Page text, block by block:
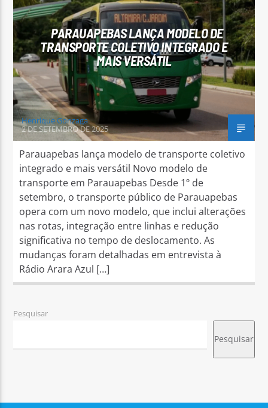
Arara Azul FM
PARAUAPEBAS LANÇA MODELO DE
TRANSPORTE COLETIVO INTEGRADO E
MAIS VERSÁTIL
Henrique Gonzaga
2 DE SETEMBRO DE 2025
Parauapebas lança modelo de transporte coletivo
integrado e mais versátil Novo modelo de
transporte em Parauapebas Desde 1º de
setembro, o transporte público de Parauapebas
opera com um novo modelo, que inclui alterações
nas rotas, integração entre linhas e redução
significativa no tempo de deslocamento. As
mudanças foram detalhadas em entrevista à
Rádio Arara Azul […]
Pesquisar
Pesquisar